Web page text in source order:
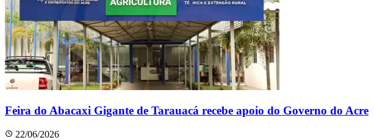
Feira do Abacaxi Gigante de Tarauacá recebe apoio do Governo do Acre
22/06/2026